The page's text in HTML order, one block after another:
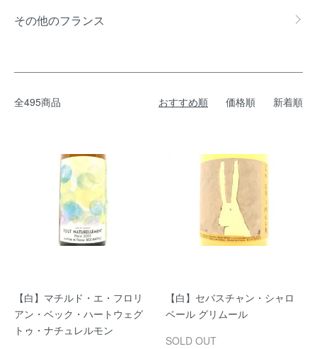
その他のフランス
全495商品 おすすめ順 価格順 新着順
【白】マチルド・エ・フロリ
アン・ベック・ハートウェグ
トゥ・ナチュレルモン
【白】セバスチャン・シャロ
ベール グリムール
SOLD OUT